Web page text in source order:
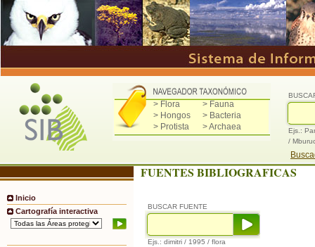
> Flora
> Fauna
> Hongos
> Bacteria
> Protista
> Archaea
Ejs.:
/
Inicio
Cartografía interactiva
FUENTES BIBLIOGRAFICAS
BUSCAR FUENTE
Ejs.: dimitri / 1995 / flora